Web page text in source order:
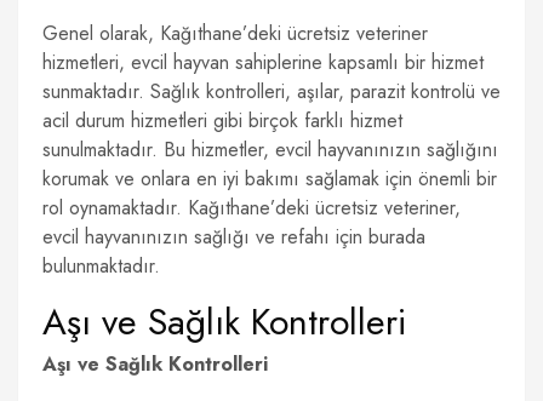
Genel olarak, Kağıthane’deki ücretsiz veteriner
hizmetleri, evcil hayvan sahiplerine kapsamlı bir hizmet
sunmaktadır. Sağlık kontrolleri, aşılar, parazit kontrolü ve
acil durum hizmetleri gibi birçok farklı hizmet
sunulmaktadır. Bu hizmetler, evcil hayvanınızın sağlığını
korumak ve onlara en iyi bakımı sağlamak için önemli bir
rol oynamaktadır. Kağıthane’deki ücretsiz veteriner,
evcil hayvanınızın sağlığı ve refahı için burada
bulunmaktadır.
Aşı ve Sağlık Kontrolleri
Aşı ve Sağlık Kontrolleri